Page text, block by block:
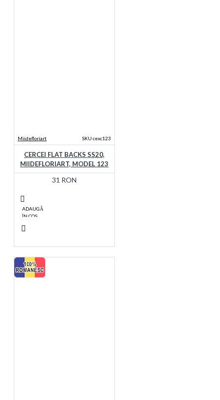
Miidefloriart SKU cexc123
CERCEI FLAT BACKS SS20,
MIIDEFLORIART, MODEL 123
31 RON
ADAUGĂ
ÎN COŞ